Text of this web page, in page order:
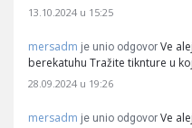
13.10.2024 u 15:25
mersadm je unio odgovor Ve
berekatuhu Tražite tiknture u
28.09.2024 u 19:26
mersadm je unio odgovor Ve